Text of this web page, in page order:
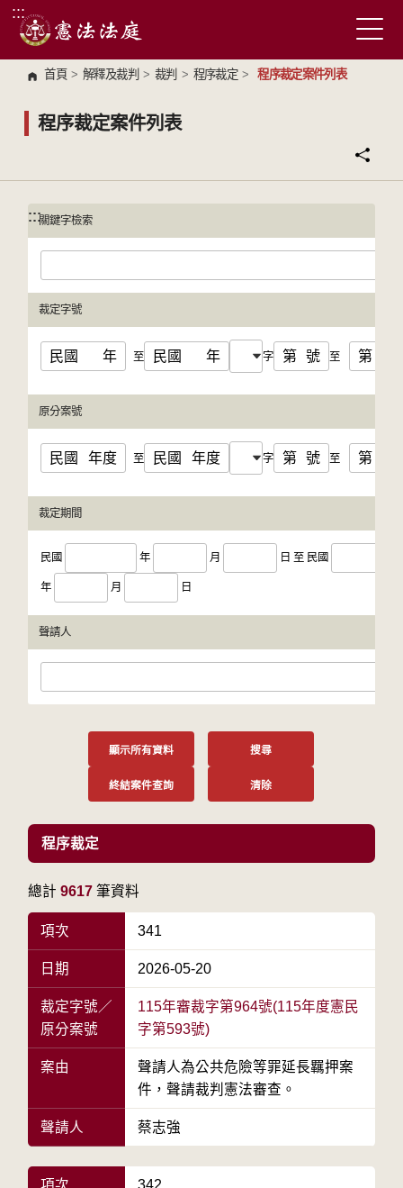
跳到主要內容區塊
:::
首頁 > 解釋及裁判 > 裁判 > 程序裁定 > 程序裁定案件列表
程序裁定案件列表
:::
:::關鍵字檢索
裁定字號
民國 年 至 民國 年 字 第 號 至 第
原分案號
民國 年度 至 民國 年度 字 第 號 至 第
裁定期間
民國 年 月 日 至 民國
年 月 日
聲請人
顯示所有資料 搜尋
終結案件查詢 清除
程序裁定
總計 9617 筆資料
項次 341
日期 2026-05-20
裁定字號／
原分案號
115年審裁字第964號(115年度憲民
字第593號)
案由
聲請人為公共危險等罪延長羈押案
件，聲請裁判憲法審查。
聲請人 蔡志強
項次 342